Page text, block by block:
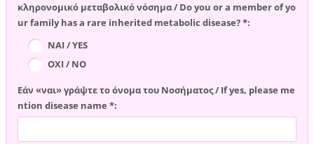
κληρονομικό μεταβολικό νόσημα / Do you or a member of yo
ur family has a rare inherited metabolic disease? *:
ΝΑΙ / YES
ΟΧΙ / NO
Εάν «ναι» γράψτε το όνομα του Νοσήματος / If yes, please me
ntion disease name *: